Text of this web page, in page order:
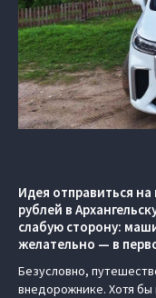
Идея отправиться
рублей в
слабую сторону:
желательно — в
Безусловно,
внедорожнике. Хотя